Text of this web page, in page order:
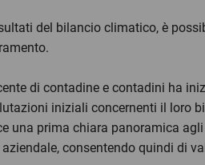
del bilancio climatico, è
di contadine e contadini ha
iniziali concernenti il loro
una prima chiara panoramica
consentendo quindi di